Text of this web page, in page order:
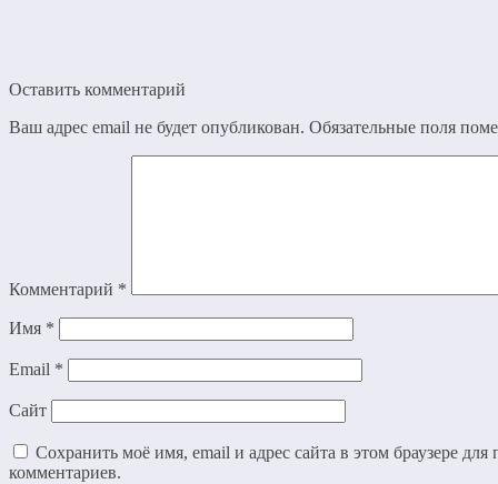
Оставить комментарий
Ваш адрес email не будет опубликован. Обязательные поля
Комментарий *
Имя *
Email *
Сайт
Сохранить моё имя, email и адрес сайта в этом браузере
комментариев.